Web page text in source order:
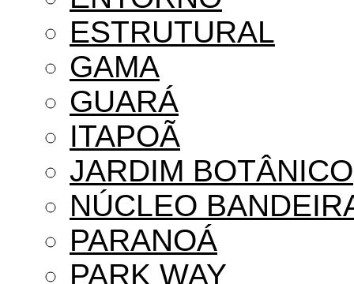
ESTRUTURAL
GAMA
GUARÁ
ITAPOÃ
JARDIM BOTÂNICO
NÚCLEO
PARANOÁ
PARK WAY